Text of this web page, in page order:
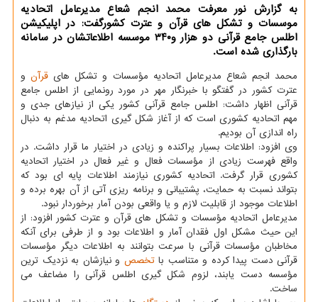
به گزارش نور معرفت محمد انجم شعاع مدیرعامل اتحادیه
موسسات و تشکل های قرآن و عترت کشورگفت: در اپلیکیشن
اطلس جامع قرآنی دو هزار و۳۴۰ موسسه اطلاعاتشان در سامانه
بارگذاری شده است.
محمد انجم شعاع مدیرعامل اتحادیه مؤسسات و تشکل های قرآنو
عترت کشور در گفتگو با خبرنگار مهر در مورد رونمایی از اطلس جامع
قرآنی اظهار داشت: اطلس جامع قرآنی کشور یکی از نیازهای جدی و
مهم اتحادیه کشوری است که از آغاز شکل گیری اتحادیه مدغم به دنبال
راه اندازی آن بودیم.
وی افزود: اطلاعات بسیار پراکنده و زیادی در اختیار ما قرار داشت. در
واقع فهرست زیادی از مؤسسات فعال و غیر فعال در اختیار اتحادیه
کشوری قرار گرفت. اتحادیه کشوری نیازمند اطلاعات پایه ای بود که
بتواند نسبت به حمایت، پشتیبانی و برنامه ریزی آتی از آن بهره برده و
اطلاعات موجود از قابلیت لازم و یا واقعی بودن آمار برخوردار نبود.
مدیرعامل اتحادیه مؤسسات و تشکل های قرآن و عترت کشور افزود: از
این حیث مشکل اول فقدان آمار و اطلاعات بود و از طرفی برای آنکه
مخاطبان مؤسسات قرآنی با سرعت بتوانند به اطلاعات دیگر مؤسسات
قرآنی دست پیدا کرده و متناسب باتخصص و نیازشان به نزدیک ترین
مؤسسه دست یابند، لزوم شکل گیری اطلس قرآنی را مضاعف می
ساخت.